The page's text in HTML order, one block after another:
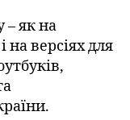
– як на
на версіях для